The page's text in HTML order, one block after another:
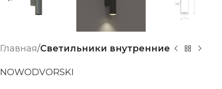
Главная Светильники внутренние
NOWODVORSKI